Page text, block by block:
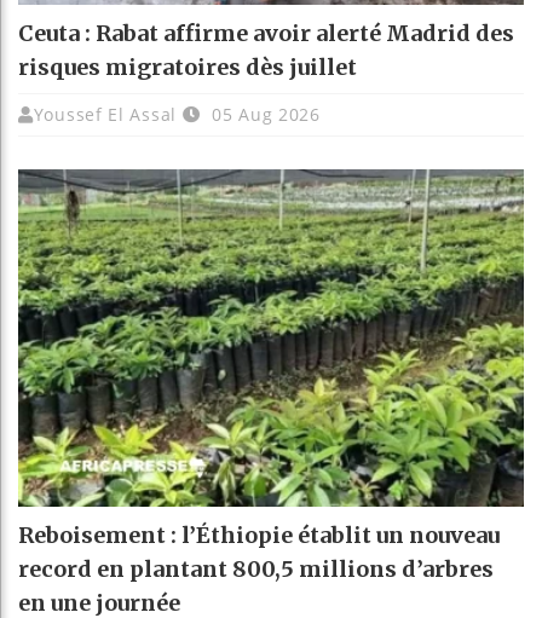
Ceuta : Rabat affirme avoir alerté Madrid des
risques migratoires dès juillet
Youssef El Assal 05 Aug 2026
Reboisement : l’Éthiopie établit un nouveau
record en plantant 800,5 millions d’arbres
en une journée